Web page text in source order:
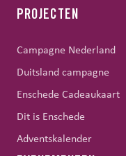
PROJECTEN
Campagne Nederland
Duitsland campagne
Enschede Cadeaukaart
Dit is Enschede
Adventskalender